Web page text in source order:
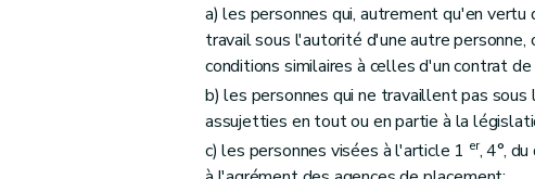
Chapitre III Collaboration et échange de
a) les personnes qui, autrement qu'en
travail sous l'autorité d'une autre
conditions similaires à celles d'un contrat
b) les personnes qui ne travaillent pas
assujetties en tout ou en partie à la
c) les personnes visées à l'article 1 er, 4°,